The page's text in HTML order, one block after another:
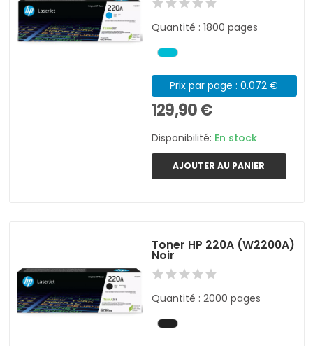
Quantité : 1800 pages
Prix par page : 0.072 €
129,90 €
Disponibilité: En stock
AJOUTER AU PANIER
Toner HP 220A (W2200A)
Noir
Quantité : 2000 pages